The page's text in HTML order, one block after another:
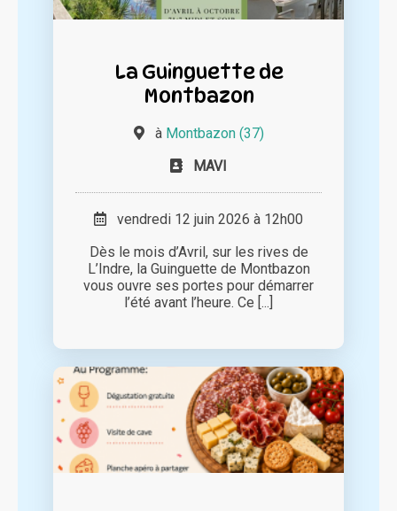
La Guinguette de
Montbazon
à Montbazon (37)
MAVI
vendredi 12 juin 2026 à 12h00
Dès le mois d’Avril, sur les rives de
L’Indre, la Guinguette de Montbazon
vous ouvre ses portes pour démarrer
l’été avant l’heure. Ce [...]